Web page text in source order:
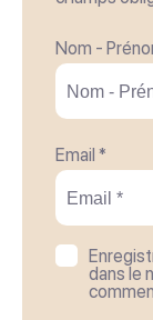
Forfait visite
Nom -
Email *
dans le